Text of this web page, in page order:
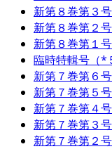
新第８巻第３
新第８巻第２
新第８巻第１
臨時特輯号（*
新第７巻第６
新第７巻第５
新第７巻第４
新第７巻第３
新第７巻第２